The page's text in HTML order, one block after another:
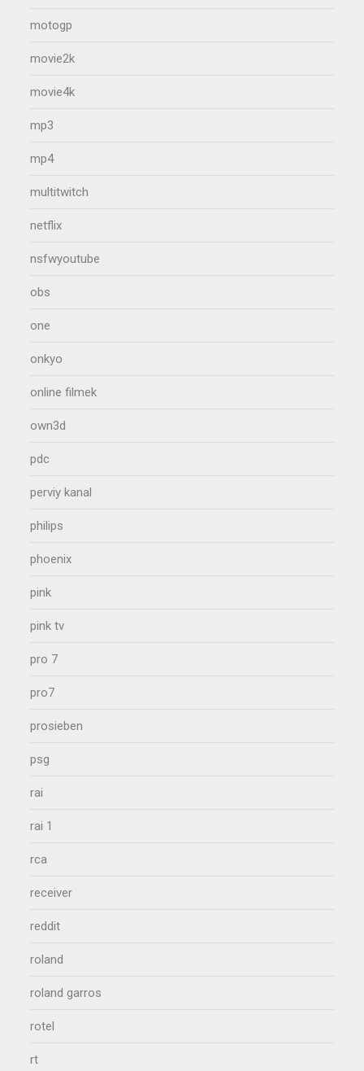
motogp
movie2k
movie4k
mp3
mp4
multitwitch
netflix
nsfwyoutube
obs
one
onkyo
online filmek
own3d
pdc
perviy kanal
philips
phoenix
pink
pink tv
pro 7
pro7
prosieben
psg
rai
rai 1
rca
receiver
reddit
roland
roland garros
rotel
rt